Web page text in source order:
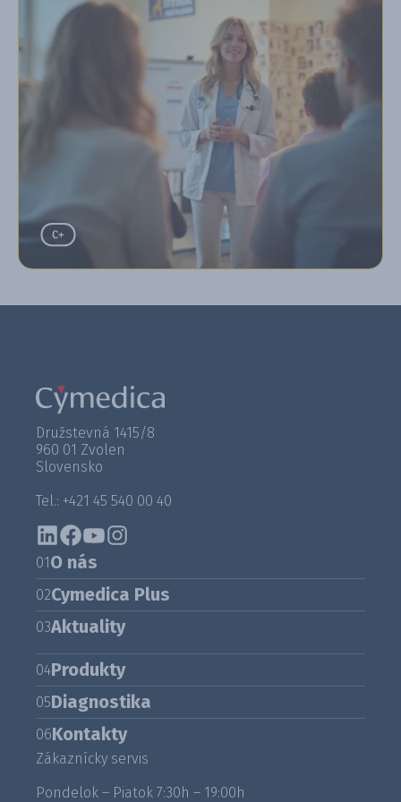
Družstevná 1415/8
960 01 Zvolen
Slovensko
Tel.: +421 45 540 00 40
01O nás
02Cymedica Plus
03Aktuality
04Produkty
05Diagnostika
06Kontakty
Zákaznícky servis
Pondelok – Piatok 7:30h – 19:00h